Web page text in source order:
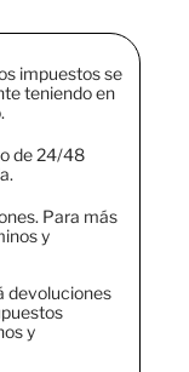
impuestos se
teniendo en
de 24/48
Para más
y
devoluciones
y